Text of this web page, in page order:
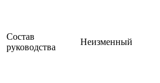
Состав
руководства
Неизменный